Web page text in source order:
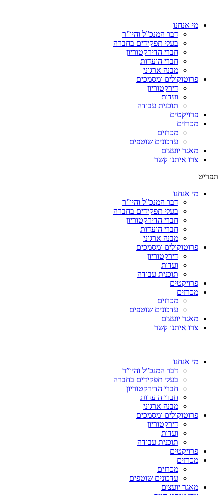
מי אנחנו
דבר המנכ”ל והיו”ר
בעלי תפקידים בחברה
חברי הדירקטוריון
חברי הועדות
מבנה ארגוני
פרוטוקולים ומסמכים
דירקטוריון
ועדות
תוכנית עבודה
פרויקטים
מכרזים
מכרזים
עדכונים שוטפים
מאגר יועצים
צרו איתנו קשר
תפריט
מי אנחנו
דבר המנכ”ל והיו”ר
בעלי תפקידים בחברה
חברי הדירקטוריון
חברי הועדות
מבנה ארגוני
פרוטוקולים ומסמכים
דירקטוריון
ועדות
תוכנית עבודה
פרויקטים
מכרזים
מכרזים
עדכונים שוטפים
מאגר יועצים
צרו איתנו קשר
מי אנחנו
דבר המנכ”ל והיו”ר
בעלי תפקידים בחברה
חברי הדירקטוריון
חברי הועדות
מבנה ארגוני
פרוטוקולים ומסמכים
דירקטוריון
ועדות
תוכנית עבודה
פרויקטים
מכרזים
מכרזים
עדכונים שוטפים
מאגר יועצים